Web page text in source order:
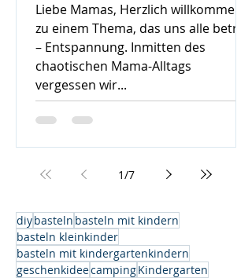
Liebe Mamas, Herzlich willkommen
zu einem Thema, das uns alle betrifft
– Entspannung. Inmitten des
chaotischen Mama-Alltags
vergessen wir...
1/7
diybasteln basteln mit kindern
basteln kleinkinder
basteln mit kindergartenkindern
geschenkideecampingKindergarten